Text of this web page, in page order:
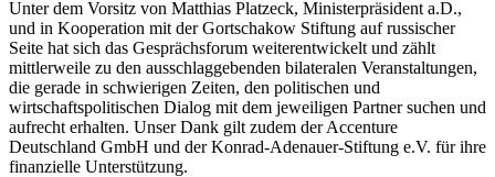
Unter dem Vorsitz von Matthias Platzeck, Ministerpräsident a.D.,
und in Kooperation mit der Gortschakow Stiftung auf russischer
Seite hat sich das Gesprächsforum weiterentwickelt und zählt
mittlerweile zu den ausschlaggebenden bilateralen Veranstaltungen,
die gerade in schwierigen Zeiten, den politischen und
wirtschaftspolitischen Dialog mit dem jeweiligen Partner suchen und
aufrecht erhalten. Unser Dank gilt zudem der Accenture
Deutschland GmbH und der Konrad-Adenauer-Stiftung e.V. für ihre
finanzielle Unterstützung.